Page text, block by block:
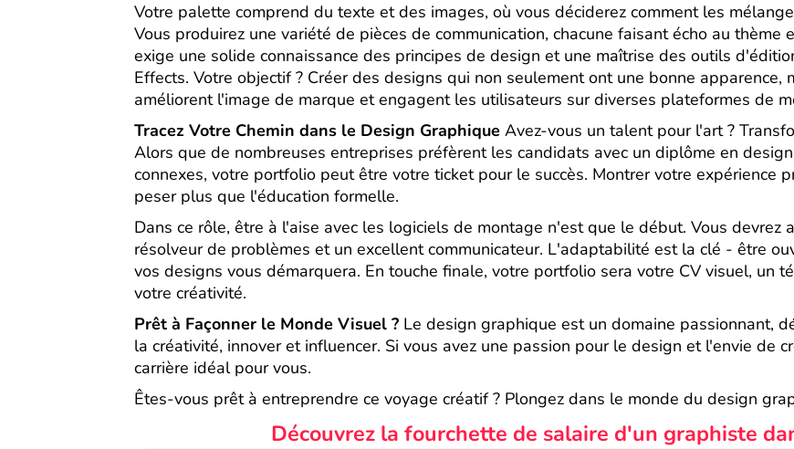
Votre palette comprend du texte et des images, où vous déciderez comment les
Vous produirez une variété de pièces de communication, chacune faisant écho au thème
exige une solide connaissance des principes de design et une maîtrise des outils
Effects. Votre objectif ? Créer des designs qui non seulement ont une bonne apparence,
améliorent l'image de marque et engagent les utilisateurs sur diverses plateformes de
Tracez Votre Chemin dans le Design Graphique Avez-vous un talent pour l'art ?
Alors que de nombreuses entreprises préfèrent les candidats avec un diplôme en
connexes, votre portfolio peut être votre ticket pour le succès. Montrer votre expérience
peser plus que l'éducation formelle.
Dans ce rôle, être à l'aise avec les logiciels de montage n'est que le début. Vous devrez
résolveur de problèmes et un excellent communicateur. L'adaptabilité est la clé - être
vos designs vous démarquera. En touche finale, votre portfolio sera votre CV visuel, un
votre créativité.
Prêt à Façonner le Monde Visuel ? Le design graphique est un domaine passionnant,
la créativité, innover et influencer. Si vous avez une passion pour le design et l'envie de
carrière idéal pour vous.
Êtes-vous prêt à entreprendre ce voyage créatif ? Plongez dans le monde du design
Découvrez la fourchette de salaire d'un graphiste